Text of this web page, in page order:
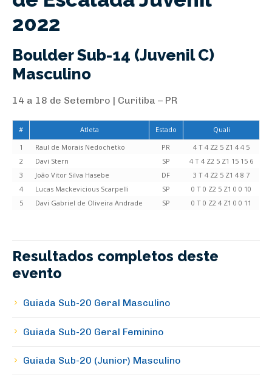
2022
Boulder Sub-14 (Juvenil C)
Masculino
14 a 18 de Setembro | Curitiba – PR
# Atleta Estado
Quali
1
Raul de Morais Nedochetko PR
4 T 4 Z2 5 Z1 4 4 5
2
Davi Stern SP
4 T 4 Z2 5 Z1 15 15 6
3
João Vitor Silva Hasebe DF
3 T 4 Z2 5 Z1 4 8 7
4
Lucas Mackevicious Scarpelli SP
0 T 0 Z2 5 Z1 0 0 10
5
Davi Gabriel de Oliveira Andrade SP 0 T 0 Z2 4 Z1 0 0 11
Resultados completos deste
evento
Guiada Sub-20 Geral Masculino
Guiada Sub-20 Geral Feminino
Guiada Sub-20 (Junior) Masculino